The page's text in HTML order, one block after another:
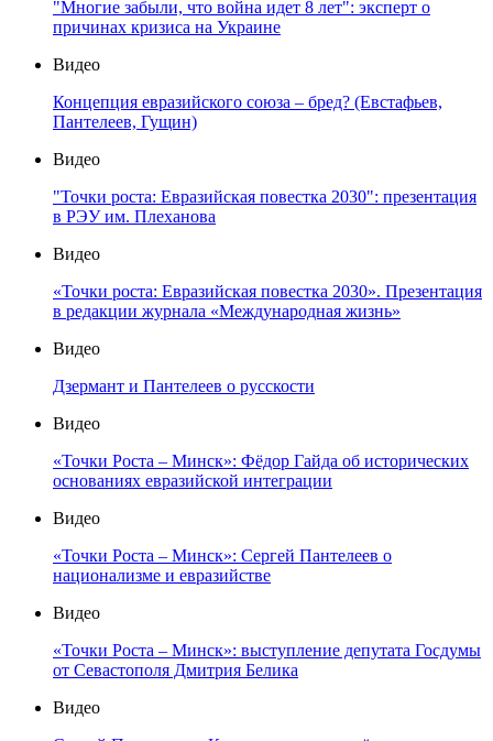
"Многие забыли, что война идет 8 лет": эксперт о
причинах кризиса на Украине
Видео
Концепция евразийского союза – бред? (Евстафьев,
Пантелеев, Гущин)
Видео
"Точки роста: Евразийская повестка 2030": презентация
в РЭУ им. Плеханова
Видео
«Точки роста: Евразийская повестка 2030». Презентация
в редакции журнала «Международная жизнь»
Видео
Дзермант и Пантелеев о русскости
Видео
«Точки Роста – Минск»: Фёдор Гайда об исторических
основаниях евразийской интеграции
Видео
«Точки Роста – Минск»: Сергей Пантелеев о
национализме и евразийстве
Видео
«Точки Роста – Минск»: выступление депутата Госдумы
от Севастополя Дмитрия Белика
Видео